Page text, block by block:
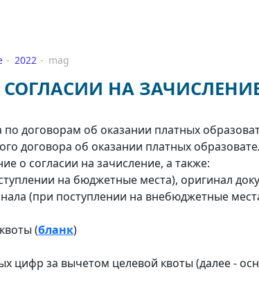
2022 mag
СОГЛАСИИ НА
по договорам об оказании платных
договора об оказании платных
о согласии на зачисление, а также:
на бюджетные места), оригинал
(при поступлении на внебюджетные
(бланк)
цифр за вычетом целевой квоты (далее -